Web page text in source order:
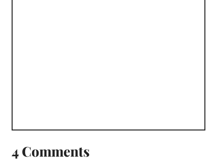
4 Comments